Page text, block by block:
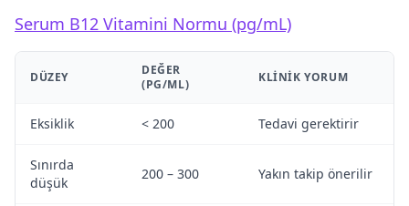
Serum B12 Vitamini Normu (pg/mL)
DÜZEY
DEĞER
(PG/ML)
KLINIK YORUM
Eksiklik < 200 Tedavi gerektirir
Sınırda
düşük
200 – 300 Yakın takip önerilir